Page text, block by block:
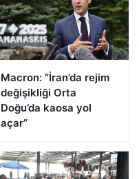
Macron: “İran’da rejim
değişikliği Orta
Doğu’da kaosa yol
açar”